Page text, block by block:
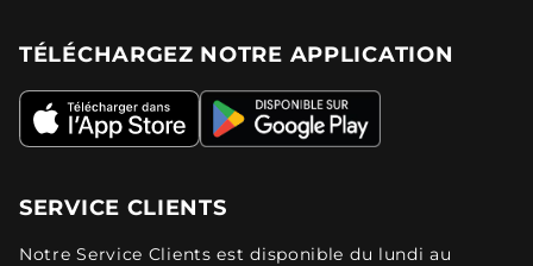
TÉLÉCHARGEZ NOTRE APPLICATION
SERVICE CLIENTS
Notre Service Clients est disponible du lundi au